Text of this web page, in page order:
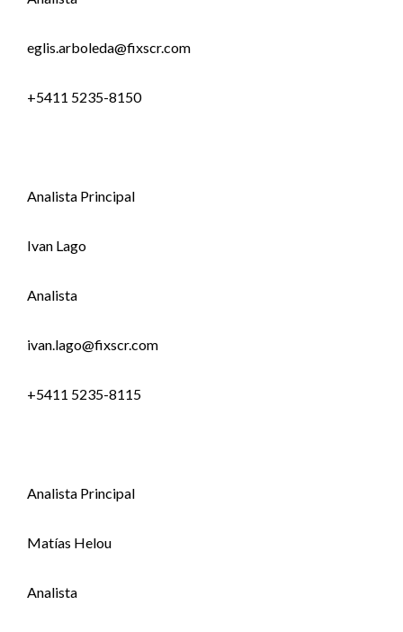
eglis.arboleda@fixscr.com
+5411 5235-8150
Analista Principal
Ivan Lago
Analista
ivan.lago@fixscr.com
+5411 5235-8115
Analista Principal
Matías Helou
Analista